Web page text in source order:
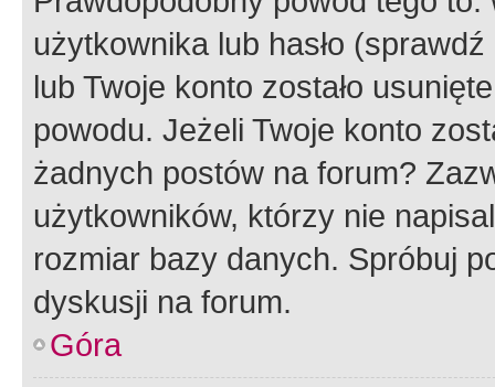
użytkownika lub hasło
lub Twoje konto zostało
powodu. Jeżeli Twoje konto
żadnych postów na forum?
użytkowników, którzy nie
rozmiar bazy danych. Spróbuj
dyskusji na forum.
Góra